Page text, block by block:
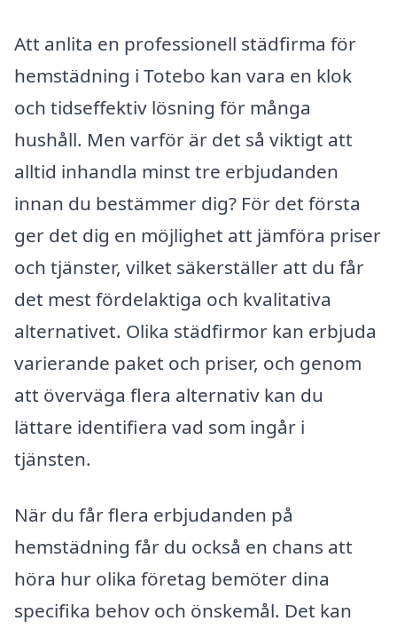
Att anlita en professionell städfirma för
hemstädning i Totebo kan vara en klok
och tidseffektiv lösning för många
hushåll. Men varför är det så viktigt att
alltid inhandla minst tre erbjudanden
innan du bestämmer dig? För det första
ger det dig en möjlighet att jämföra priser
och tjänster, vilket säkerställer att du får
det mest fördelaktiga och kvalitativa
alternativet. Olika städfirmor kan erbjuda
varierande paket och priser, och genom
att överväga flera alternativ kan du
lättare identifiera vad som ingår i
tjänsten.
När du får flera erbjudanden på
hemstädning får du också en chans att
höra hur olika företag bemöter dina
specifika behov och önskemål. Det kan